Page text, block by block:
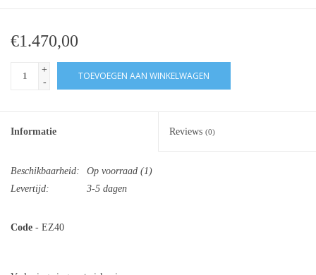
€1.470,00
+
-
TOEVOEGEN AAN WINKELWAGEN
Informatie Reviews (0)
Beschikbaarheid: Op voorraad (1)
Levertijd:
3-5 dagen
Code - EZ40